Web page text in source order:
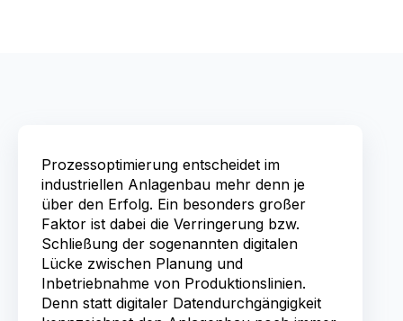
Prozessoptimierung entscheidet im
industriellen Anlagenbau mehr denn je
über den Erfolg. Ein besonders großer
Faktor ist dabei die Verringerung bzw.
Schließung der sogenannten digitalen
Lücke zwischen Planung und
Inbetriebnahme von Produktionslinien.
Denn statt digitaler Datendurchgängigkeit